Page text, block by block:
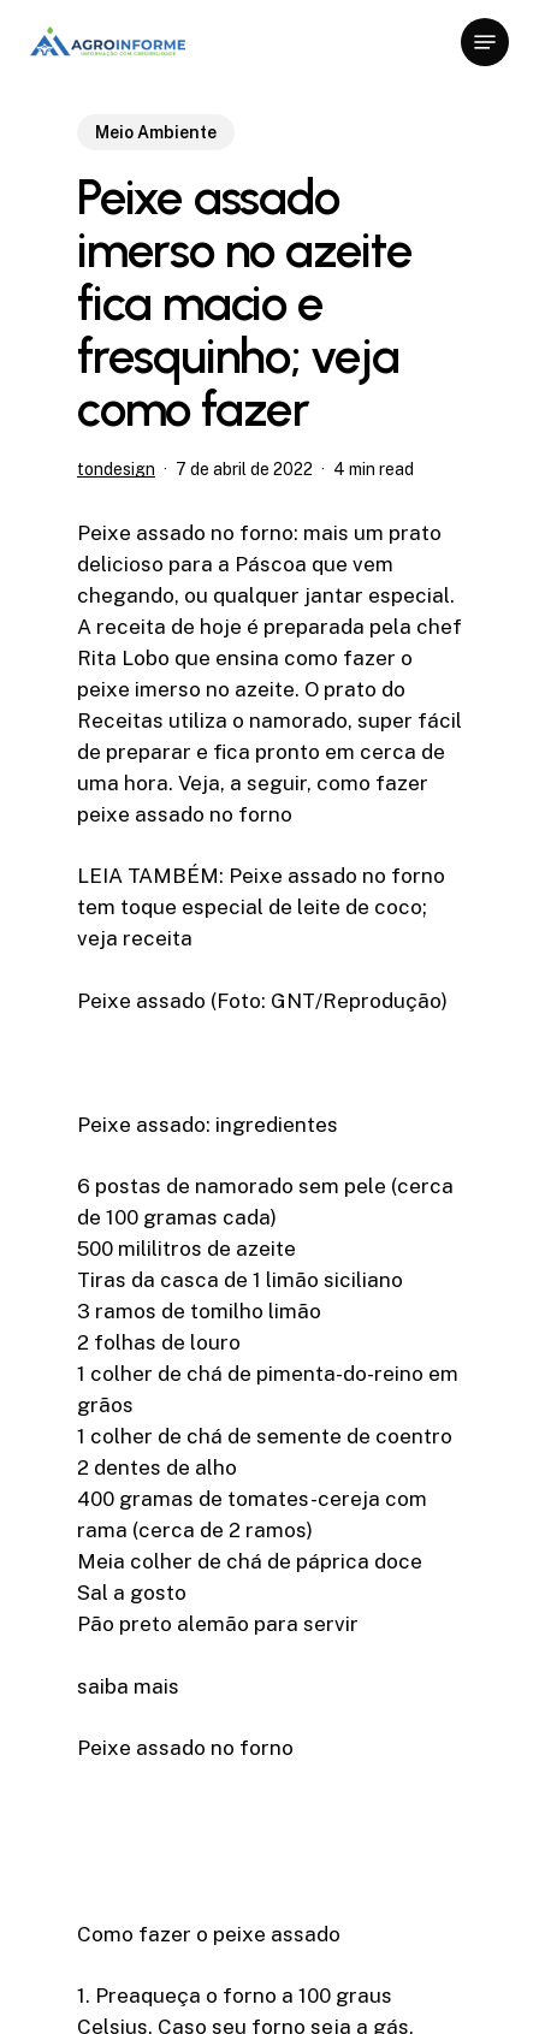
Menu
Meio Ambiente
Peixe assado
imerso no azeite
fica macio e
fresquinho; veja
como fazer
tondesign 7 de abril de 2022 4 min read
Peixe assado no forno: mais um prato
delicioso para a Páscoa que vem
chegando, ou qualquer jantar especial.
A receita de hoje é preparada pela chef
Rita Lobo que ensina como fazer o
peixe imerso no azeite. O prato do
Receitas utiliza o namorado, super fácil
de preparar e fica pronto em cerca de
uma hora. Veja, a seguir, como fazer
peixe assado no forno
LEIA TAMBÉM: Peixe assado no forno
tem toque especial de leite de coco;
veja receita
Peixe assado (Foto: GNT/Reprodução)
Peixe assado: ingredientes
6 postas de namorado sem pele (cerca
de 100 gramas cada)
500 mililitros de azeite
Tiras da casca de 1 limão siciliano
3 ramos de tomilho limão
2 folhas de louro
1 colher de chá de pimenta-do-reino em
grãos
1 colher de chá de semente de coentro
2 dentes de alho
400 gramas de tomates-cereja com
rama (cerca de 2 ramos)
Meia colher de chá de páprica doce
Sal a gosto
Pão preto alemão para servir
saiba mais
Peixe assado no forno
Como fazer o peixe assado
1. Preaqueça o forno a 100 graus
Celsius. Caso seu forno seja a gás,